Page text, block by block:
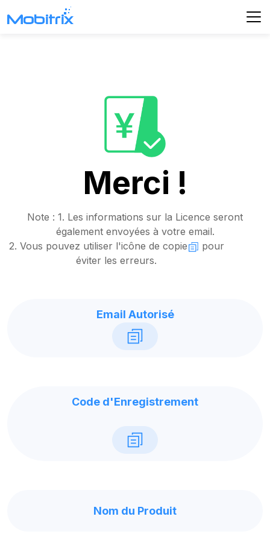
Merci !
Note : 1. Les informations sur la Licence seront
également envoyées à votre email.
2. Vous pouvez utiliser l'icône de copie
pour
éviter les erreurs.
Email Autorisé
Code d'Enregistrement
Nom du Produit